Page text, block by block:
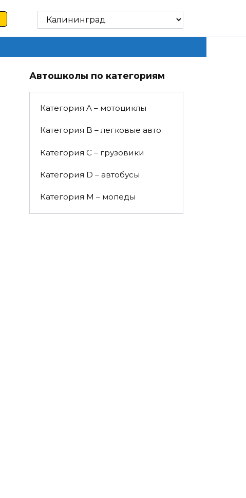
Автошколы по категориям
Категория A – мотоциклы
Категория B – легковые авто
Категория C – грузовики
Категория D – автобусы
Категория M – мопеды